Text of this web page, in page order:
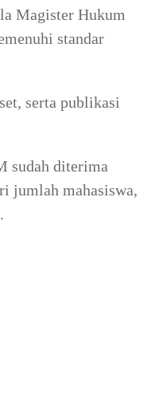
Magister Hukum
standar
serta publikasi
sudah diterima
jumlah mahasiswa,